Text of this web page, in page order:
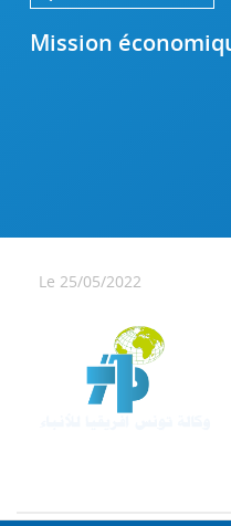
Mission
Le 25/05/2022